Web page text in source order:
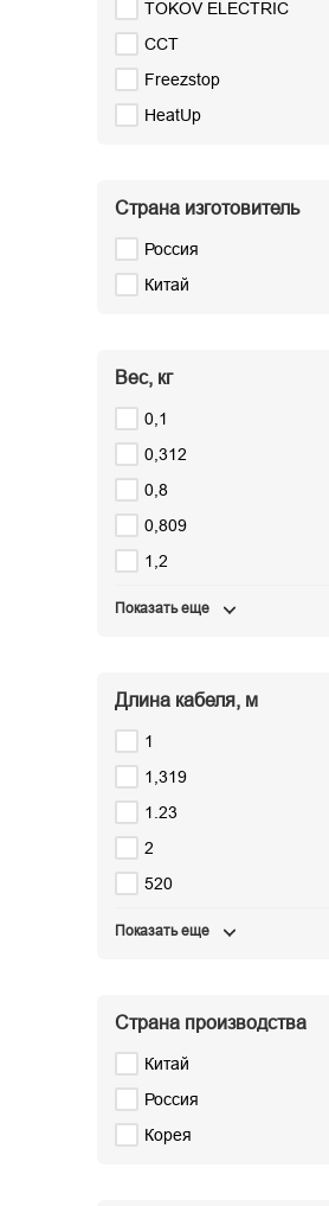
TOKOV ELECTRIC
ССТ
Freezstop
HeatUp
Страна изготовитель
Россия
Китай
Вес, кг
0,1
0,312
0,8
0,809
1,2
Показать еще
Длина кабеля, м
1
1,319
1.23
2
520
Показать еще
Страна производства
Китай
Россия
Корея